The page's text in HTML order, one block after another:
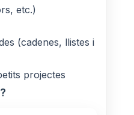
etc.)
(cadenes, llistes i
projectes